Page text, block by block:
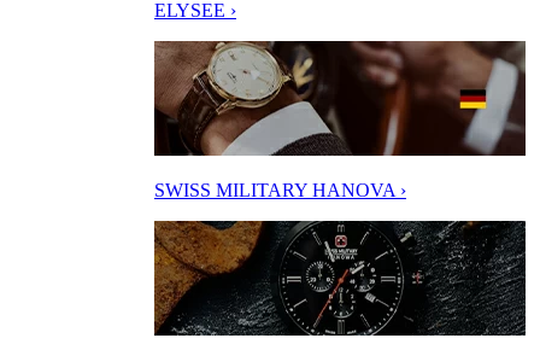
ELYSEE ›
SWISS MILITARY HANOVA ›